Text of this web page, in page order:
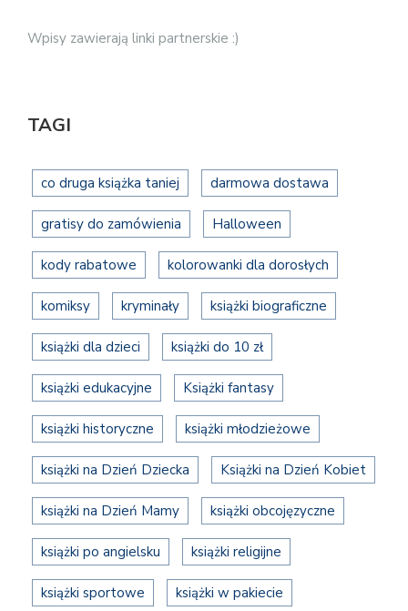
Wpisy zawierają linki partnerskie :)
TAGI
co druga książka taniej darmowa dostawa
gratisy do zamówienia Halloween
kody rabatowe kolorowanki dla dorosłych
komiksy kryminały książki biograficzne
książki dla dzieci książki do 10 zł
książki edukacyjne Książki fantasy
książki historyczne książki młodzieżowe
książki na Dzień Dziecka Książki na Dzień Kobiet
książki na Dzień Mamy książki obcojęzyczne
książki po angielsku książki religijne
książki sportowe książki w pakiecie